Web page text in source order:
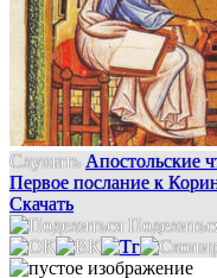
Слушать Апостольские
Первое послание к
Скачать